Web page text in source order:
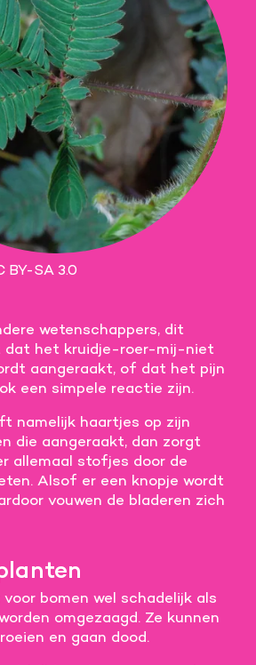
BY-SA 3.0
wetenschappers, dit
dat het kruidje-roer-mij-niet
aangeraakt, of dat het pijn
een simpele reactie zijn.
namelijk haartjes op zijn
die aangeraakt, dan zorgt
allemaal stofjes door de
Alsof er een knopje wordt
vouwen de bladeren zich
bomen wel schadelijk als
omgezaagd. Ze kunnen
en gaan dood.